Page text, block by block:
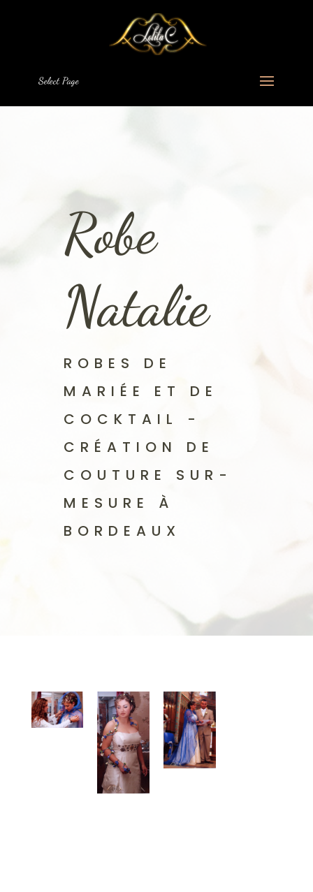
Select Page
Robe
Natalie
ROBES DE
MARIÉE ET DE
COCKTAIL -
CRÉATION DE
COUTURE SUR-
MESURE À
BORDEAUX